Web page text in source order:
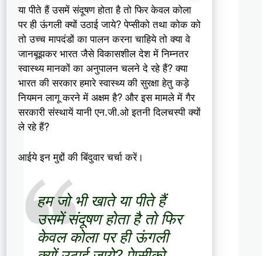
या पीते हैं उसमें संदूषण होता है तो फिर केवल कोला
पर ही ऊंगली क्यों उठाई जाये? पेप्सीको तथा कोक को
तो उच्च मापदंडों का पालन करना चाहिये तो क्या वे
जानबूझकर भारत जैसे विकासशील देश में निम्नतर
स्वास्थ्य मानकों का अनुपालन चलने दे रहे हैं? क्या
भारत की सरकार हमारे स्वास्थ्य की सुरक्षा हेतु कड़े
नियमन लागू करने में अक्षम है? और इस मामले में गैर
सरकारी संस्थायें यानी एन.जी.ओ इतनी दिलचस्पी क्यों
ले रहे हैं?
आईये इन मुद्दों की बिंदुवार चर्चा करें।
हम जो भी खाते या पीते हैं
उसमें संदूषण होता है तो फिर
केवल कोला पर ही ऊंगली